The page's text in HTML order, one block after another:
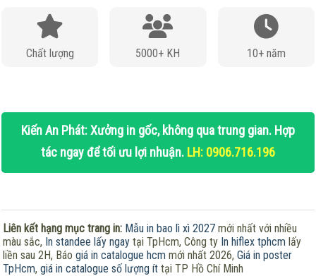
Chất lượng 5000+ KH 10+ năm
Kiến An Phát: Xưởng in gốc, không qua trung gian. Hợp
tác ngay để tối ưu lợi nhuận. LH: 0906.716.196
Liên kết hạng mục trang in: Mẫu in bao lì xì 2027 mới nhất với nhiều
màu sắc, In standee lấy ngay tại TpHcm, Công ty In hiflex tphcm lấy
liền sau 2H, Báogiá in catalogue hcm mới nhất 2026,Giá in poster
TpHcm,giá in catalogue số lượng ít tại TP Hồ Chí Minh